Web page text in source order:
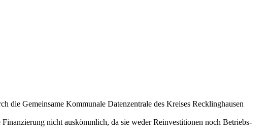
die Gemeinsame Kommunale Datenzentrale des Kreises Recklinghausen
nicht auskömmlich, da sie weder Reinvestitionen noch Betriebs-